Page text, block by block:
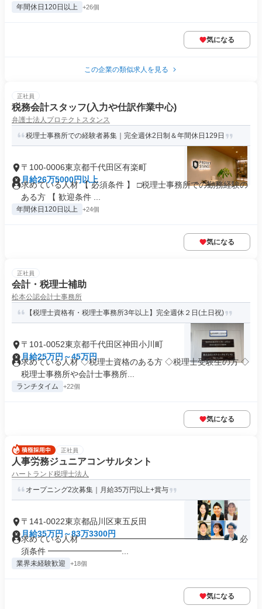
年間休日120日以上 +26個
気になる
この企業の類似求人を見る
正社員
税務会計スタッフ(入力や仕訳作業中心)
弁護士法人プロテクトスタンス
税理士事務所での経験者募集｜完全週休2日制＆年間休日129日
〒100-0006東京都千代田区有楽町
月給26万5000円以上
求めている人材 【 必須条件 】 □税理士事務所での勤務経験の
ある方 【 歓迎条件 ...
年間休日120日以上 +24個
気になる
正社員
会計・税理士補助
松本公認会計士事務所
【税理士資格有・税理士事務所3年以上】完全週休２日(土日祝)
〒101-0052東京都千代田区神田小川町
月給25万円～45万円
求めている人材 ◇税理士資格のある方 ◇税理士受験生の方 ◇
税理士事務所や会計士事務所...
ランチタイム +22個
気になる
正社員
人事労務ジュニアコンサルタント
ハートランド税理士法人
オープニング2次募集｜月給35万円以上+賞与
〒141-0022東京都品川区東五反田
月給35万円～83万3300円
求めている人材 ━━━━━━━━━━━━━━━━━━ ➢ 必
須条件 ━━━━━━━━━...
業界未経験歓迎 +18個
気になる